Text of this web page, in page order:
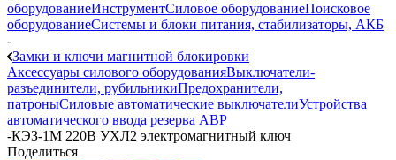
оборудованиеИнструментСиловое оборудованиеПоисковое
оборудованиеСистемы и блоки питания, стабилизаторы, АКБ
-
Замки и ключи магнитной блокировки
Аксессуары силового оборудованияВыключатели-
разъединители, рубильникиПредохранители,
патроныСиловые автоматические выключателиУстройства
автоматического ввода резерва АВР
-КЭЗ-1М 220В УХЛ2 электромагнитный ключ
Поделиться